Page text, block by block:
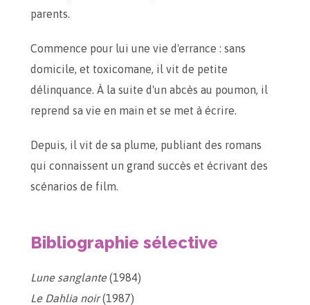
parents.
Commence pour lui une vie d'errance : sans
domicile, et toxicomane, il vit de petite
délinquance. À la suite d'un abcès au poumon, il
reprend sa vie en main et se met à écrire.
Depuis, il vit de sa plume, publiant des romans
qui connaissent un grand succès et écrivant des
scénarios de film.
Bibliographie sélective
Lune sanglante(1984)
Le Dahlia noir(1987)